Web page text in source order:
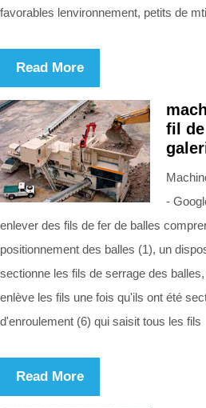
favorables lenvironnement, petits de
Read More
fil
-
enlever des fils de fer de balles
positionnement des balles (1), un
sectionne les fils de serrage des
enlève les fils une fois qu'ils ont été
d'enroulement (6) qui saisit tous les fils
Read More